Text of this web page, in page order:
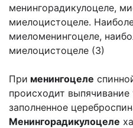
менингорадикулоцеле,
миелоцистоцеле.
миеломенингоцеле,
миелоцистоцеле (3)
При менингоцеле
происходит выпячивание
заполненное
Менингорадикулоцеле